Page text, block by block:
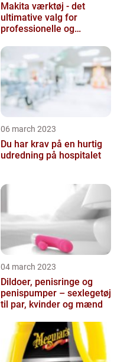
Makita værktøj - det
ultimative valg for
professionelle og
selv'ere
06 march 2023
Du har krav på en hurtig
udredning på hospitalet
04 march 2023
Dildoer, penisringe og
penispumper – sexlegetøj
til par, kvinder og mænd